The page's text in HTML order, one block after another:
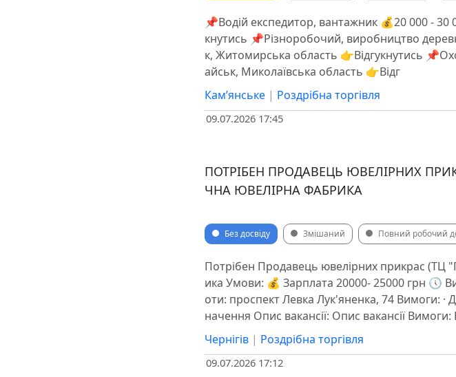
📌Водій експедитор, вантажник 💰20 000 -
кнутись 📌Різноробочий, виробництво
к, Житомирська область 👉Відгукнутись
айськ, Миколаївська область 👉Відг
Кам’янське | Роздрібна торгівля
09.07.2026 17:45
ПОТРІБЕН ПРОДАВЕЦЬ ЮВЕЛІРНИХ
ЧНА ЮВЕЛІРНА ФАБРИКА
Без досвіду Змішаний Повний робочий
Потрібен Продавець ювелірних прикрас (ТЦ
ика Умови: 💰 Зарплата 20000- 25000 грн 🕔
оти: проспект Левка Лук'яненка, 74 Вимоги: ·
начення Опис вакансії: Опис вакансії
Чернігів | Роздрібна торгівля
09.07.2026 17:12